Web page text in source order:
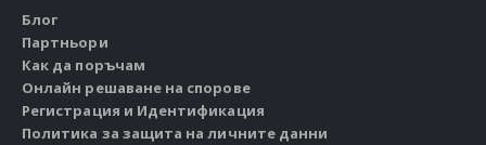
Блог
Партньори
Как да поръчам
Онлайн решаване на спорове
Регистрация и Идентификация
Политика за защита на личните данни